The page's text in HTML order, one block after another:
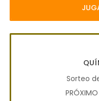
Sorteo